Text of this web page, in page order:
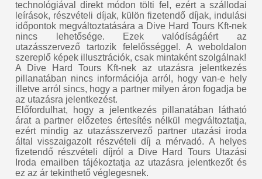
technológiával direkt módon tölti fel, ezért a szállodai
leírások, részvételi díjak, külön fizetendő díjak, indulási
időpontok megváltoztatására a Dive Hard Tours Kft-nek
nincs lehetősége. Ezek valódíságáért az
utazásszervező tartozik felelősséggel. A weboldalon
szereplő képek illusztrációk, csak mintaként szolgálnak!
A Dive Hard Tours Kft-nek az utazásra jelentkezés
pillanatában nincs információja arról, hogy van-e hely
illetve arról sincs, hogy a partner milyen áron fogadja be
az utazásra jelentkezést.
Előfordulhat, hogy a jelentkezés pillanatában látható
árat a partner előzetes értesítés nélkül megváltoztatja,
ezért mindig az utazásszervező partner utazási iroda
által visszaigazolt részvételi díj a mérvadó. A helyes
fizetendő részvételi díjról a Dive Hard Tours Utazási
Iroda emailben tájékoztatja az utazásra jelentkezőt és
ez az ár tekinthető véglegesnek.